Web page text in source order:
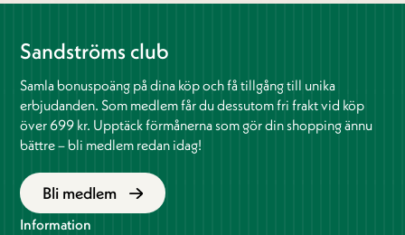
Sandströms club
Samla bonuspoäng på dina köp och få tillgång till unika
erbjudanden. Som medlem får du dessutom fri frakt vid köp
över 699 kr. Upptäck förmånerna som gör din shopping ännu
bättre – bli medlem redan idag!
Bli medlem
Information